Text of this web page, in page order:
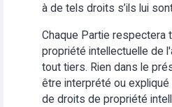
à de tels droits s’ils lui
Chaque Partie respectera
propriété intellectuelle de
tout tiers. Rien dans le
être interprété ou
de droits de propriété